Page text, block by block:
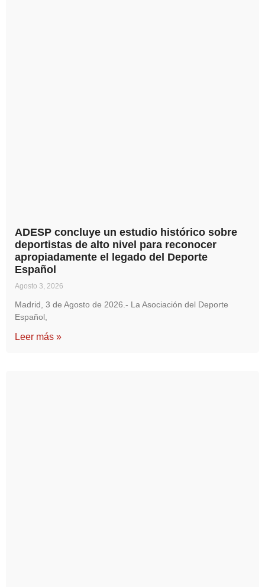
ADESP concluye un estudio histórico sobre
deportistas de alto nivel para reconocer
apropiadamente el legado del Deporte
Español
Agosto 3, 2026
Madrid, 3 de Agosto de 2026.- La Asociación del Deporte
Español,
Leer más »